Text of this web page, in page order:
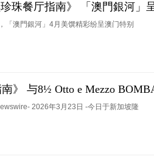
珠餐厅指南》 「澳門銀河」
「澳門銀河」4月美馔精彩纷呈澳门特别
》 与8½ Otto e Mezzo
2026年3月23日 -今日于新加坡隆